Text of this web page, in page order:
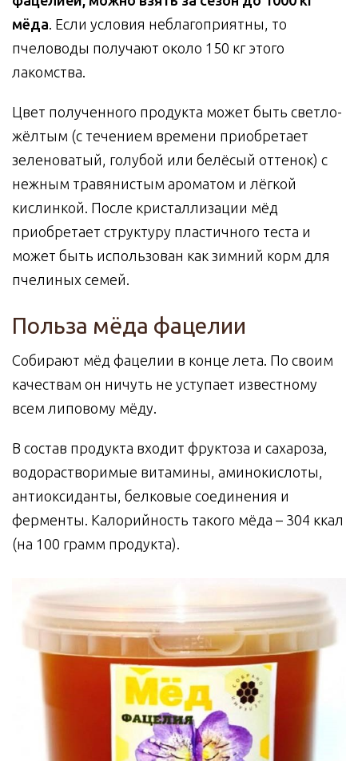
мёда. Если условия неблагоприятны, то
пчеловоды получают около 150 кг этого
лакомства.
Цвет полученного продукта может быть светло-
жёлтым (с течением времени приобретает
зеленоватый, голубой или белёсый оттенок) с
нежным травянистым ароматом и лёгкой
кислинкой. После кристаллизации мёд
приобретает структуру пластичного теста и
может быть использован как зимний корм для
пчелиных семей.
Польза мёда фацелии
Собирают мёд фацелии в конце лета. По своим
качествам он ничуть не уступает известному
всем липовому мёду.
В состав продукта входит фруктоза и сахароза,
водорастворимые витамины, аминокислоты,
антиоксиданты, белковые соединения и
ферменты. Калорийность такого мёда – 304 ккал
(на 100 грамм продукта).